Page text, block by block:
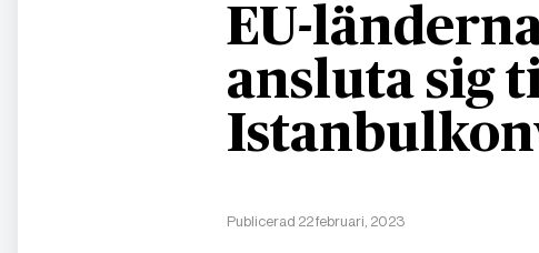
EU-
ansluta sig
Publicerad 22 februari, 2023